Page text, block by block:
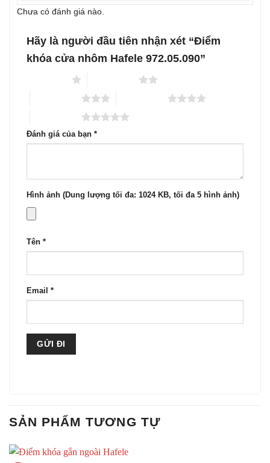
Chưa có đánh giá nào.
Hãy là người đầu tiên nhận xét “Điểm
khóa cửa nhôm Hafele 972.05.090”
Đánh giá của bạn *
Hình ảnh (Dung lượng tối đa: 1024 KB, tối đa 5 hình ảnh)
Tên *
Email *
SẢN PHẨM TƯƠNG TỰ